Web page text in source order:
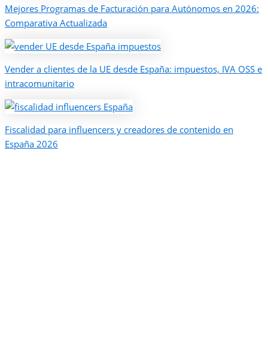
Mejores Programas de Facturación para Autónomos en 2026:
Comparativa Actualizada
Vender a clientes de la UE desde España: impuestos, IVA OSS e
intracomunitario
Fiscalidad para influencers y creadores de contenido en
España 2026